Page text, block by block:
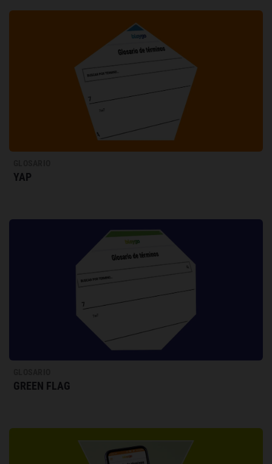
YAP
GREEN FLAG